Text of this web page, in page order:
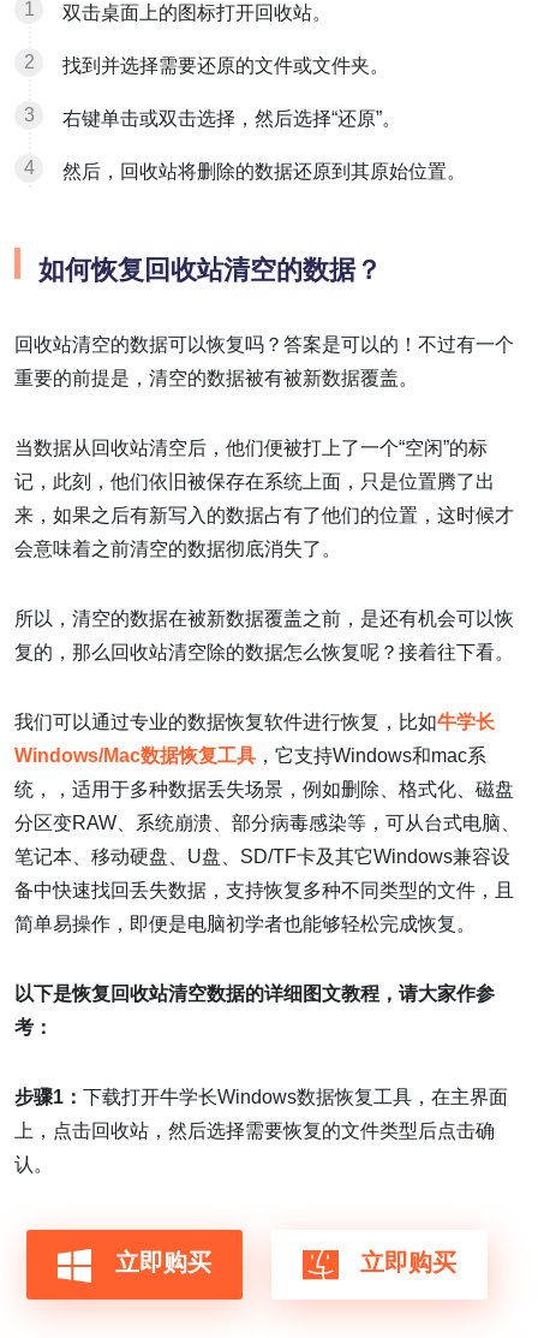
双击桌面上的图标打开回收站。
找到并选择需要还原的文件或文件夹。
右键单击或双击选择，然后选择“还原”。
然后，回收站将删除的数据还原到其原始位置。
如何恢复回收站清空的数据？
回收站清空的数据可以恢复吗？答案是可以的！不过有一个
重要的前提是，清空的数据被有被新数据覆盖。
当数据从回收站清空后，他们便被打上了一个“空闲”的标
记，此刻，他们依旧被保存在系统上面，只是位置腾了出
来，如果之后有新写入的数据占有了他们的位置，这时候才
会意味着之前清空的数据彻底消失了。
所以，清空的数据在被新数据覆盖之前，是还有机会可以恢
复的，那么回收站清空除的数据怎么恢复呢？接着往下看。
我们可以通过专业的数据恢复软件进行恢复，比如牛学长
Windows/Mac数据恢复工具 ，它支持Windows和mac系
统，，适用于多种数据丢失场景，例如删除、格式化、磁盘
分区变RAW、系统崩溃、部分病毒感染等，可从台式电脑、
笔记本、移动硬盘、U盘、SD/TF卡及其它Windows兼容设
备中快速找回丢失数据，支持恢复多种不同类型的文件，且
简单易操作，即便是电脑初学者也能够轻松完成恢复。
以下是恢复回收站清空数据的详细图文教程，请大家作参
考：
步骤1： 下载打开牛学长Windows数据恢复工具，在主界面
上，点击回收站，然后选择需要恢复的文件类型后点击确
认。
立即购买 立即购买